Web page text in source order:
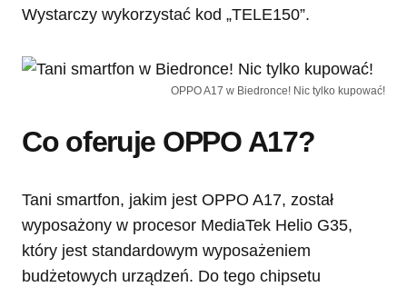
Wystarczy wykorzystać kod „TELE150”.
OPPO A17 w Biedronce! Nic tylko kupować!
Co oferuje OPPO A17?
Tani smartfon, jakim jest OPPO A17, został
wyposażony w procesor MediaTek Helio G35,
który jest standardowym wyposażeniem
budżetowych urządzeń. Do tego chipsetu